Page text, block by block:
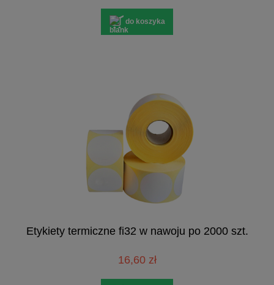
do koszyka
Etykiety termiczne fi32 w nawoju po 2000 szt.
16,60 zł